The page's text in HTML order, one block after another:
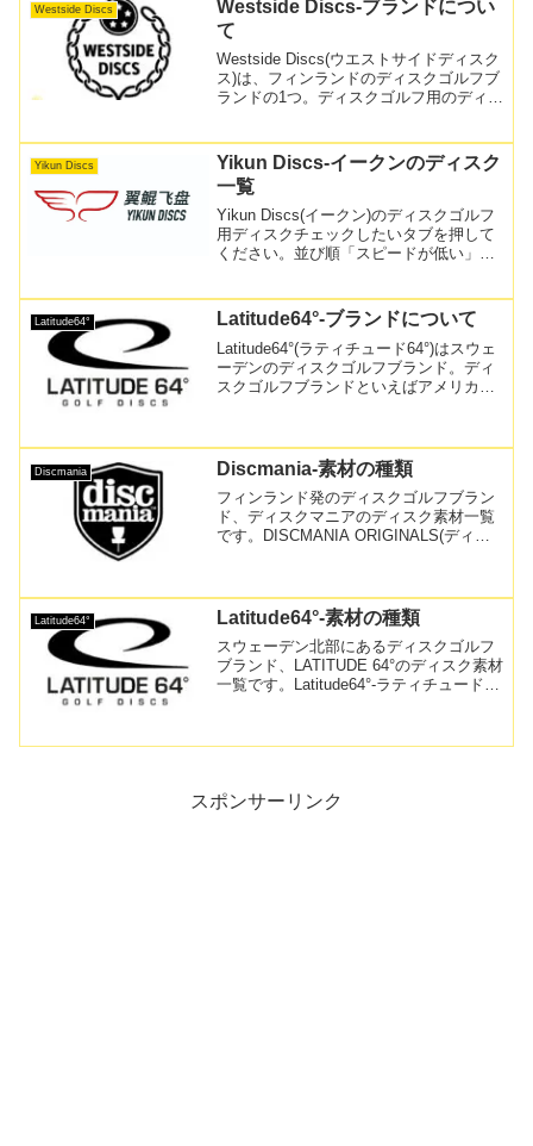
Westside Discs
Westside Discs-ブランドについ
て
Westside Discs(ウエストサイドディスク
ス)は、フィンランドのディスクゴルフブ
ランドの1つ。ディスクゴルフ用のディス
営をしています。2009年創業であり、
デ...
Yikun Discs
Yikun Discs-イークンのディスク
一覧
Yikun Discs(イークン)のディスクゴルフ
用ディスクチェックしたいタブを押して
ください。並び順「スピードが低い」
ク」の順番で並んでいます。前半のディ
スクは弱い力...
Latitude64° Latitude64°-ブランドについて
Latitude64°(ラティチュード64°)はスウェ
ーデンのディスクゴルフブランド。ディ
スクゴルフブランドといえばアメリカが
スクで世界で戦うブランドへ成長しまし
た...
Discmania Discmania-素材の種類
フィンランド発のディスクゴルフブラン
ド、ディスクマニアのディスク素材一覧
です。DISCMANIA ORIGINALS(ディス
Latitude64° Latitude64°-素材の種類
スウェーデン北部にあるディスクゴルフ
ブランド、LATITUDE 64°のディスク素材
一覧です。Latitude64°-ラティチュードの
「グリップ」を1〜10の数値で...
スポンサーリンク